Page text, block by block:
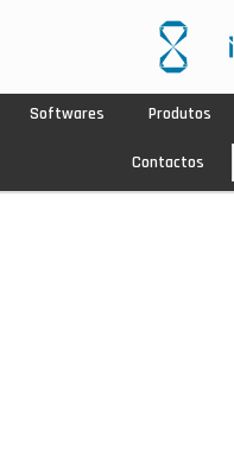
Softwares Produtos
Contactos